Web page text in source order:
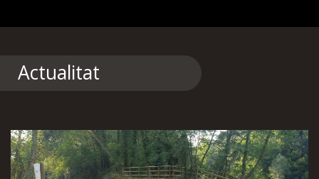
Actualitat